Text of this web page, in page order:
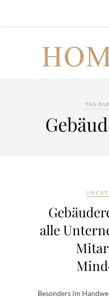
TAG
alle
Besonders im